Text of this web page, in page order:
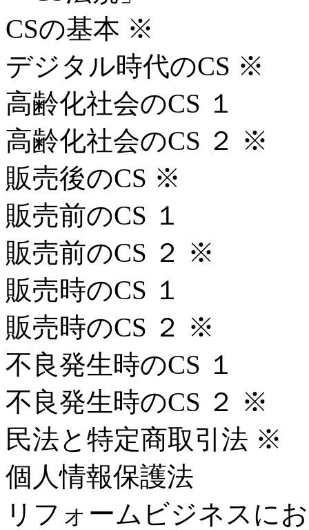
CSの基本 ※
デジタル時代のCS ※
高齢化社会のCS １
高齢化社会のCS ２ ※
販売後のCS ※
販売前のCS １
販売前のCS ２ ※
販売時のCS １
販売時のCS ２ ※
不良発生時のCS １
不良発生時のCS ２ ※
民法と特定商取引法 ※
個人情報保護法
リフォームビジネスに